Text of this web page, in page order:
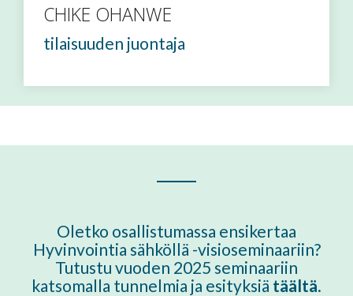
CHIKE OHANWE
tilaisuuden juontaja
Oletko osallistumassa ensikertaa
Hyvinvointia sähköllä -visioseminaariin?
Tutustu vuoden 2025 seminaariin
katsomalla tunnelmia ja esityksiä täältä.